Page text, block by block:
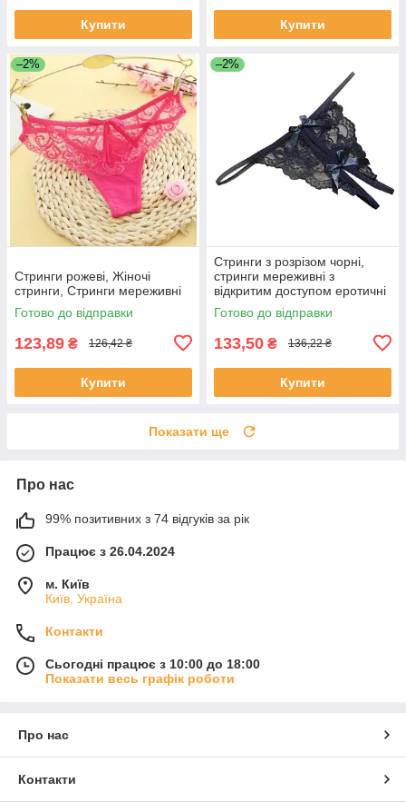
Купити Купити
–2%
Стринги рожеві, Жіночі
стринги, Стринги мереживні
Готово до відправки
123,89 ₴ 126,42 ₴
Купити
–2%
Стринги з розрізом чорні,
стринги мереживні з
відкритим доступом еротичні
Готово до відправки
133,50 ₴ 136,22 ₴
Купити
Показати ще
Про нас
99% позитивних з 74 відгуків за рік
Працює з 26.04.2024
м. Київ
Київ, Україна
Контакти
Сьогодні працює з 10:00 до 18:00
Показати весь графік роботи
Про нас
Контакти